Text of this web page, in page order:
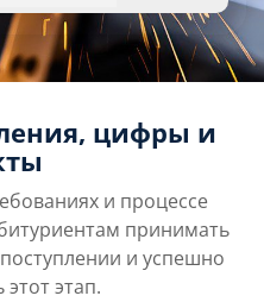
цифры и
и процессе
принимать
и успешно
этап.